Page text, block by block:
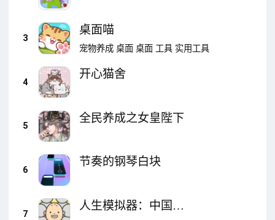
3
桌面喵
宠物养成 桌面 桌面 工具 实用工具
4
开心猫舍
5
全民养成之女皇陛下
6
节奏的钢琴白块
7
人生模拟器：中国式